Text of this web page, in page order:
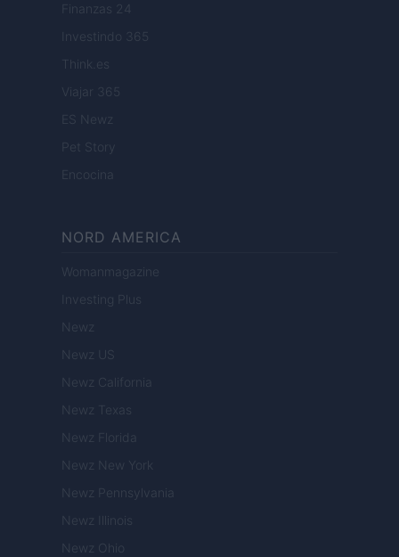
Finanzas 24
Investindo 365
Think.es
Viajar 365
ES Newz
Pet Story
Encocina
NORD AMERICA
Womanmagazine
Investing Plus
Newz
Newz US
Newz California
Newz Texas
Newz Florida
Newz New York
Newz Pennsylvania
Newz Illinois
Newz Ohio